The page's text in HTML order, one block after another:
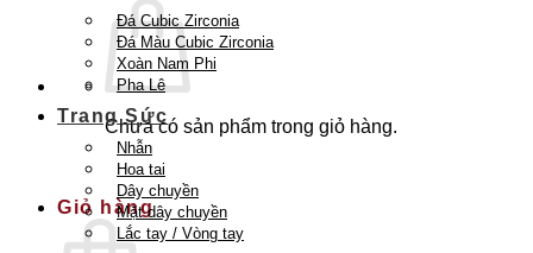
Chưa có sản phẩm trong giỏ hàng.
Quay trở lại cửa hàng
Giỏ hàng
Đá Cubic Zirconia
Đá Màu Cubic Zirconia
Xoàn Nam Phi
Pha Lê
Trang Sức
Nhẫn
Hoa tai
Dây chuyền
Mặt dây chuyền
Lắc tay / Vòng tay